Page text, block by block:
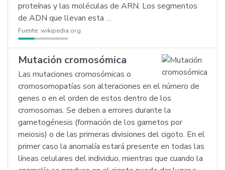
proteínas y las moléculas de ARN. Los segmentos
de ADN que llevan esta …
Fuente: wikipedia.org
Mutación cromosómica
Las mutaciones cromosómicas o
cromosomopatías son alteraciones en el número de
genes o en el orden de estos dentro de los
cromosomas. Se deben a errores durante la
gametogénesis (formación de los gametos por
meiosis) o de las primeras divisiones del cigoto. En el
primer caso la anomalía estará presente en todas las
líneas celulares del individuo, mientras que cuando la